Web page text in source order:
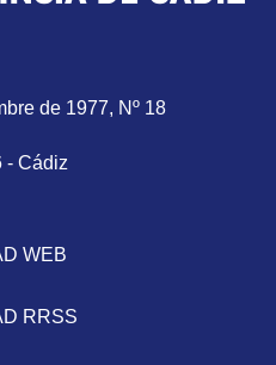
de 1977, Nº 18
- Cádiz
WEB
RRSS